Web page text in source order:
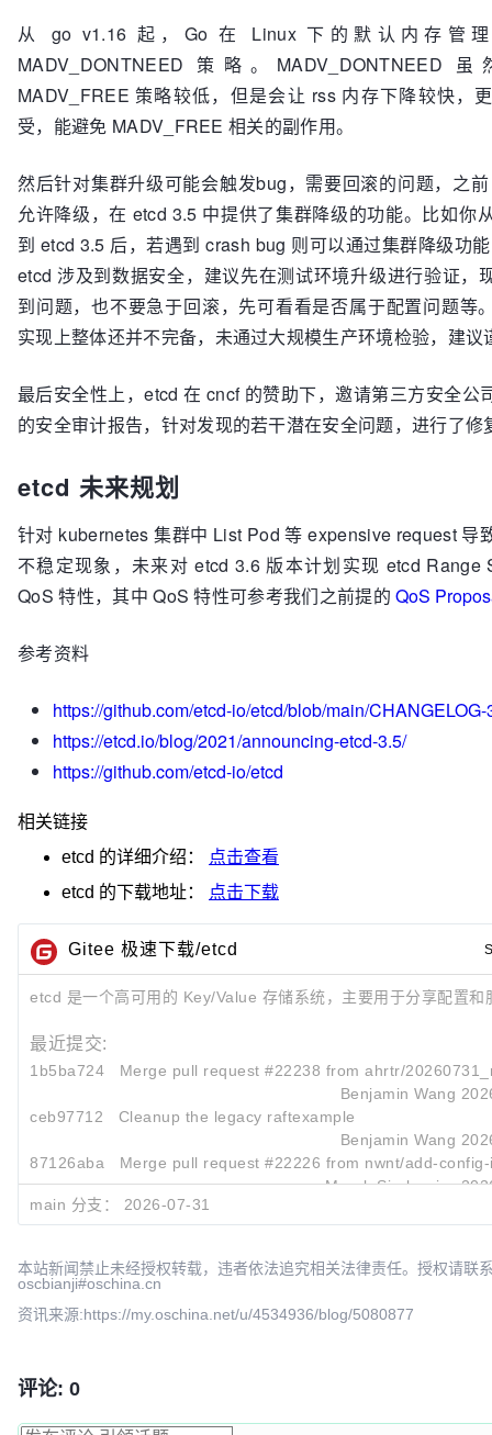
从 go v1.16 起，Go 在 Linux 下的默认内存管
MADV_DONTNEED 策略。MADV_DONTNEED
MADV_FREE 策略较低，但是会让 rss 内存下降较快，
受，能避免 MADV_FREE 相关的副作用。
然后针对集群升级可能会触发bug，需要回滚的问题，之
允许降级，在 etcd 3.5 中提供了集群降级的功能。比如你
到 etcd 3.5 后，若遇到 crash bug 则可以通过集群降级功
etcd 涉及到数据安全，建议先在测试环境升级进行验证，
到问题，也不要急于回滚，先可看看是否属于配置问题等
实现上整体还并不完备，未通过大规模生产环境检验，建议
最后安全性上，etcd 在 cncf 的赞助下，邀请第三方安全公
的安全审计报告，针对发现的若干潜在安全问题，进行了修
etcd 未来规划
针对 kubernetes 集群中 List Pod 等 expensive request 导
不稳定现象，未来对 etcd 3.6 版本计划实现 etcd Range
QoS 特性，其中 QoS 特性可参考我们之前提的QoS
参考资料
https://github.com/etcd-io/etcd/blob/main/CHANGELOG-
https://etcd.io/blog/2021/announcing-etcd-3.5/
https://github.com/etcd-io/etcd
相关链接
etcd 的详细介绍：
点击查看
etcd 的下载地址： 点击下载
Gitee 极速下载/etcd
etcd 是一个高可用的 Key/Value 存储系统，主要用于分享配置和
最近提交:
1b5ba724
Merge pull request #22238 from ahrtr/
Benjamin Wang
ceb97712
Cleanup the legacy raftexample
Benjamin Wang
87126aba
Merge pull request #22226 from nwnt/add-
Marek Siarkowicz
main 分支：
2026-07-31
本站新闻禁止未经授权转载，违者依法追究相关法律责任。授权请联
oscbianji#oschina.cn
资讯来源:https://my.oschina.net/u/4534936/blog/5080877
评论: 0